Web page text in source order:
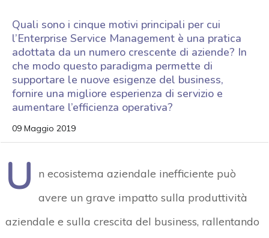
Quali sono i cinque motivi principali per cui
l’Enterprise Service Management è una pratica
adottata da un numero crescente di aziende? In
che modo questo paradigma permette di
supportare le nuove esigenze del business,
fornire una migliore esperienza di servizio e
aumentare l’efficienza operativa?
09 Maggio 2019
U
n ecosistema aziendale inefficiente può
avere un grave impatto sulla produttività
aziendale e sulla crescita del business, rallentando